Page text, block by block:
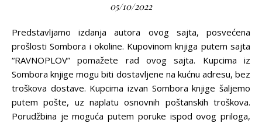
05/10/2022
Predstavljamo izdanja autora ovog sajta, posvećena
prošlosti Sombora i okoline. Kupovinom knjiga putem sajta
“RAVNOPLOV” pomažete rad ovog sajta. Kupcima iz
Sombora knjige mogu biti dostavljene na kućnu adresu, bez
troškova dostave. Kupcima izvan Sombora knjige šaljemo
putem pošte, uz naplatu osnovnih poštanskih troškova.
Porudžbina je moguća putem poruke ispod ovog priloga,